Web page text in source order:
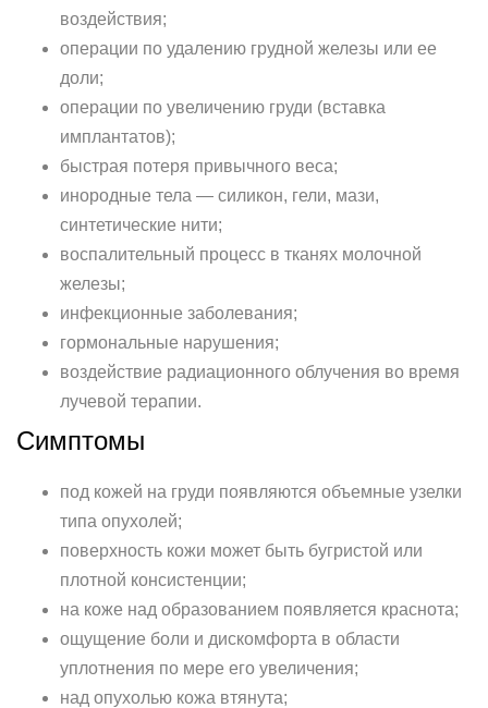
воздействия;
операции по удалению грудной железы или ее
доли;
операции по увеличению груди (вставка
имплантатов);
быстрая потеря привычного веса;
инородные тела — силикон, гели, мази,
синтетические нити;
воспалительный процесс в тканях молочной
железы;
инфекционные заболевания;
гормональные нарушения;
воздействие радиационного облучения во время
лучевой терапии.
Симптомы
под кожей на груди появляются объемные узелки
типа опухолей;
поверхность кожи может быть бугристой или
плотной консистенции;
на коже над образованием появляется краснота;
ощущение боли и дискомфорта в области
уплотнения по мере его увеличения;
над опухолью кожа втянута;